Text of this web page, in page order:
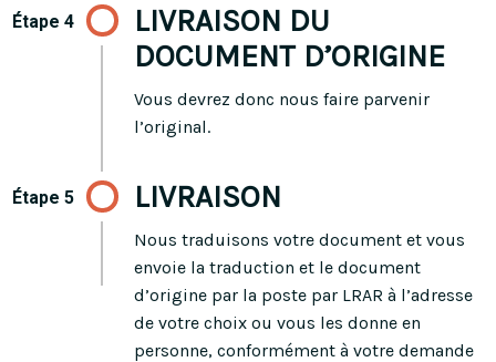
LIVRAISON DU
DOCUMENT D’ORIGINE
Vous devrez donc nous faire parvenir
l’original.
Étape 4
LIVRAISON
Nous traduisons votre document et vous
envoie la traduction et le document
d’origine par la poste par LRAR à l’adresse
de votre choix ou vous les donne en
personne, conformément à votre demande
Étape 5